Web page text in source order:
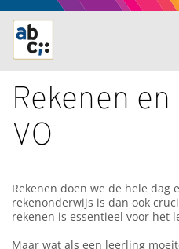
Rekenen
VO
Rekenen doen we de hele dag
rekenonderwijs is dan ook
rekenen is essentieel voor het
Maar wat als een leerling